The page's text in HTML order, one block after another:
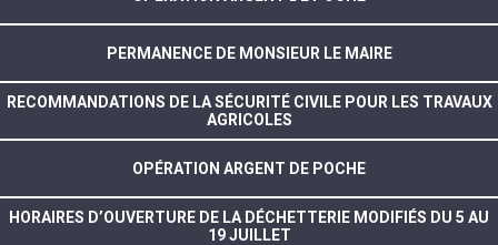
PERMANENCE DE MONSIEUR LE MAIRE
RECOMMANDATIONS DE LA SÉCURITÉ CIVILE POUR LES TRAVAUX
AGRICOLES
OPÉRATION ARGENT DE POCHE
HORAIRES D’OUVERTURE DE LA DÉCHETTERIE MODIFIÉS DU 5 AU
19 JUILLET